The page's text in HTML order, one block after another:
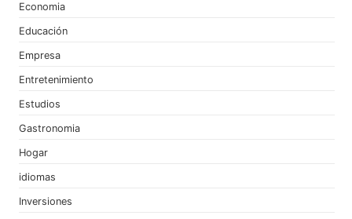
Economia
Educación
Empresa
Entretenimiento
Estudios
Gastronomia
Hogar
idiomas
Inversiones